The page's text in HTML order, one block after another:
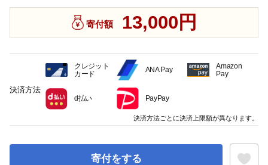
寄付額 13,000円
寄付をする
決済方法
クレジット
カード
ANA Pay
Amazon
Pay
d払い PayPay
決済方法ごとに決済上限額が異なります。